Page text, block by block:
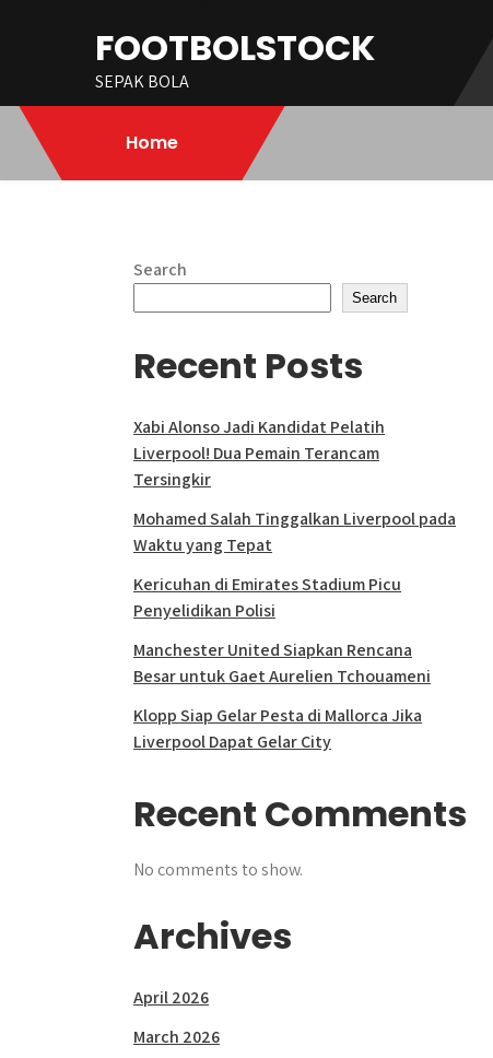
FOOTBOLSTOCK
SEPAK BOLA
Home
Search
Search
Recent Posts
Xabi Alonso Jadi Kandidat Pelatih
Liverpool! Dua Pemain Terancam
Tersingkir
Mohamed Salah Tinggalkan Liverpool pada
Waktu yang Tepat
Kericuhan di Emirates Stadium Picu
Penyelidikan Polisi
Manchester United Siapkan Rencana
Besar untuk Gaet Aurelien Tchouameni
Klopp Siap Gelar Pesta di Mallorca Jika
Liverpool Dapat Gelar City
Recent Comments
No comments to show.
Archives
April 2026
March 2026